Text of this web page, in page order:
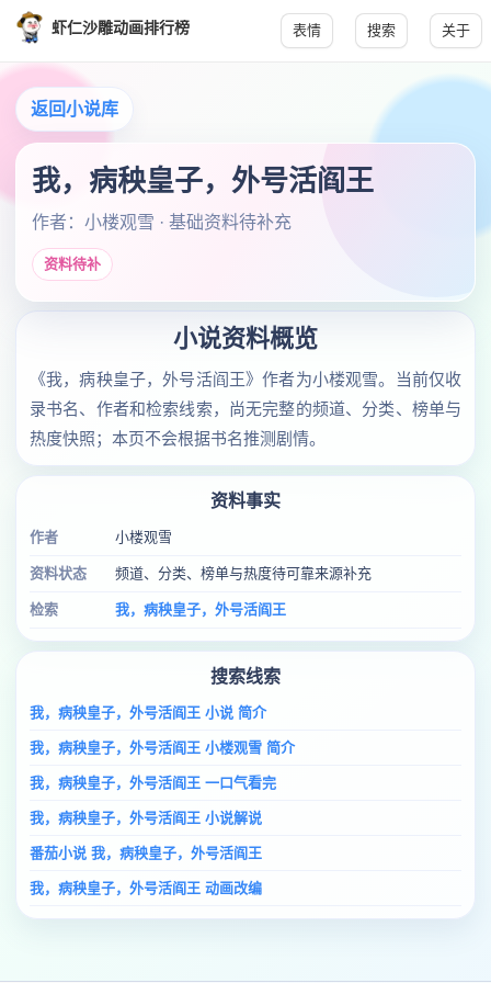
虾仁沙雕动画排行榜 表情 搜索 关于
返回小说库
我，病秧皇子，外号活阎王
作者：小楼观雪 · 基础资料待补充
资料待补
小说资料概览
《我，病秧皇子，外号活阎王》作者为小楼观雪。当前仅收
录书名、作者和检索线索，尚无完整的频道、分类、榜单与
热度快照；本页不会根据书名推测剧情。
资料事实
作者 小楼观雪
资料状态 频道、分类、榜单与热度待可靠来源补充
检索 我，病秧皇子，外号活阎王
搜索线索
我，病秧皇子，外号活阎王 小说 简介
我，病秧皇子，外号活阎王 小楼观雪 简介
我，病秧皇子，外号活阎王 一口气看完
我，病秧皇子，外号活阎王 小说解说
番茄小说 我，病秧皇子，外号活阎王
我，病秧皇子，外号活阎王 动画改编